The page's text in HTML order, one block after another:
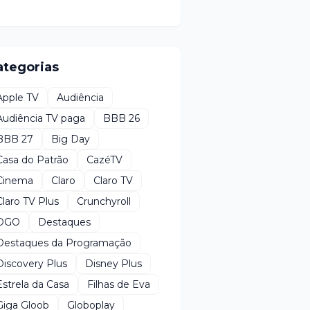
TV
Audiência
TV paga
BBB 26
27
Big Day
do Patrão
CazéTV
Claro
Claro TV
TV Plus
Crunchyroll
Destaques
da Programação
Plus
Disney Plus
da Casa
Filhas de Eva
Gloob
Globoplay